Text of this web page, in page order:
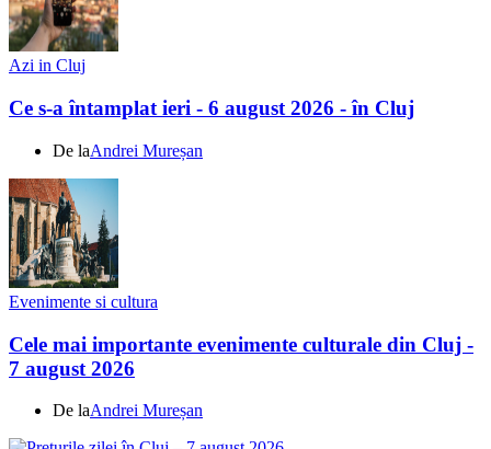
Azi in Cluj
Ce s-a întamplat ieri - 6 august 2026 - în Cluj
De laAndrei Mureșan
Evenimente si cultura
Cele mai importante evenimente culturale din Cluj -
7 august 2026
De laAndrei Mureșan